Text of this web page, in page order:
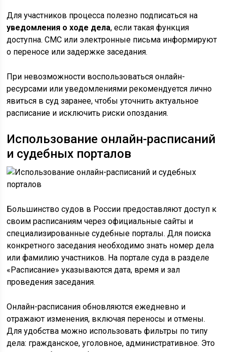
Для участников процесса полезно подписаться на
уведомления о ходе дела, если такая функция
доступна. СМС или электронные письма информируют
о переносе или задержке заседания.
При невозможности воспользоваться онлайн-
ресурсами или уведомлениями рекомендуется лично
явиться в суд заранее, чтобы уточнить актуальное
расписание и исключить риски опоздания.
Использование онлайн-расписаний
и судебных порталов
Большинство судов в России предоставляют доступ к
своим расписаниям через официальные сайты и
специализированные судебные порталы. Для поиска
конкретного заседания необходимо знать номер дела
или фамилию участников. На портале суда в разделе
«Расписание» указываются дата, время и зал
проведения заседания.
Онлайн-расписания обновляются ежедневно и
отражают изменения, включая переносы и отмены.
Для удобства можно использовать фильтры по типу
дела: гражданское, уголовное, административное. Это